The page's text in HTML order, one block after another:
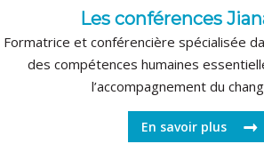
Les conférences
Formatrice et conférencière spécialisée
des compétences humaines
l’accompagnement du
En savoir plus